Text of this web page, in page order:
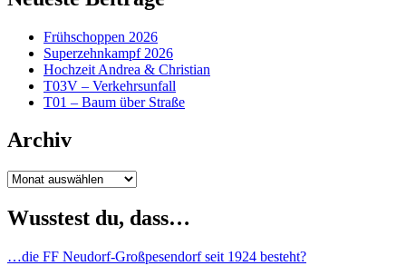
Frühschoppen 2026
Superzehnkampf 2026
Hochzeit Andrea & Christian
T03V – Verkehrsunfall
T01 – Baum über Straße
Archiv
Archiv
Wusstest du, dass…
…die FF Neudorf-Großpesendorf seit 1924 besteht?